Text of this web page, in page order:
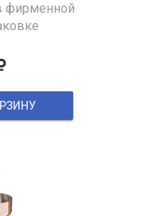
фирменной